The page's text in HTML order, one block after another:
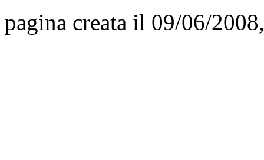
pagina creata il 09/06/